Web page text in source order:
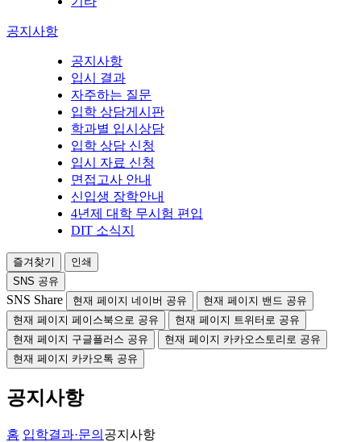
공지사항
공지사항
입시 결과
자주하는 질문
입학 상담게시판
학과별 입시상담
입학 상담 신청
입시 자료 신청
면접고사 안내
신입생 장학안내
4년제 대학 무시험 편입
DIT 소식지
즐겨찾기
인쇄
SNS 공유
SNS Share 현재 페이지 네이버 공유
현재 페이지 밴드 공유
현재 페이지 페이스북으로 공유
현재 페이지 트위터로 공유
현재 페이지 구글플러스 공유
현재 페이지 카카오스토리로 공유
현재 페이지 카카오톡 공유
공지사항
홈 입학결과·문의 공지사항